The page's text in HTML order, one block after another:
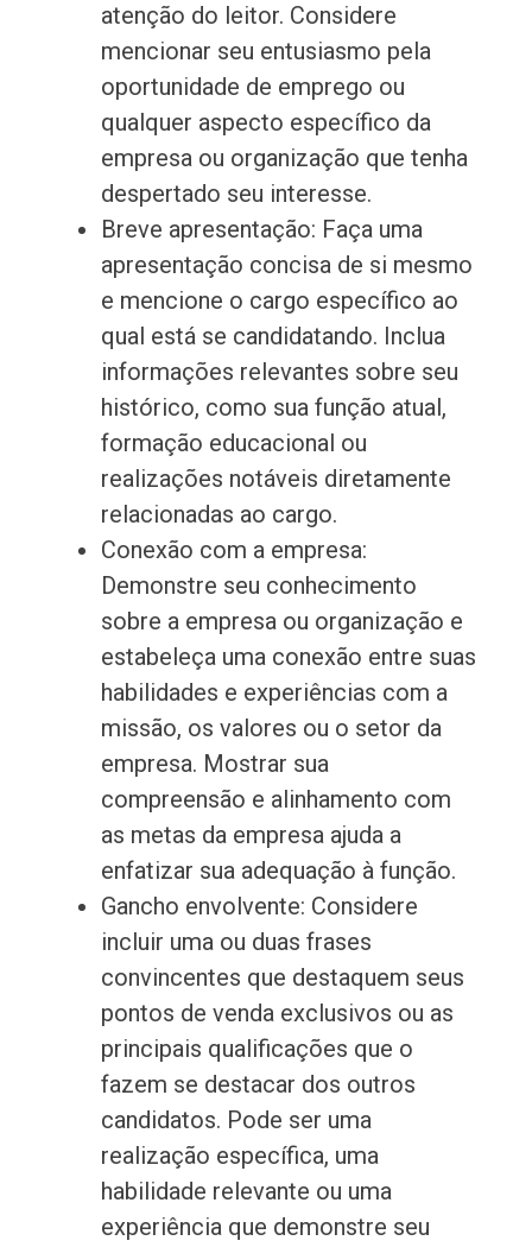
atenção do leitor. Considere
mencionar seu entusiasmo pela
oportunidade de emprego ou
qualquer aspecto específico da
empresa ou organização que tenha
despertado seu interesse.
Breve apresentação: Faça uma
apresentação concisa de si mesmo
e mencione o cargo específico ao
qual está se candidatando. Inclua
informações relevantes sobre seu
histórico, como sua função atual,
formação educacional ou
realizações notáveis diretamente
relacionadas ao cargo.
Conexão com a empresa:
Demonstre seu conhecimento
sobre a empresa ou organização e
estabeleça uma conexão entre suas
habilidades e experiências com a
missão, os valores ou o setor da
empresa. Mostrar sua
compreensão e alinhamento com
as metas da empresa ajuda a
enfatizar sua adequação à função.
Gancho envolvente: Considere
incluir uma ou duas frases
convincentes que destaquem seus
pontos de venda exclusivos ou as
principais qualificações que o
fazem se destacar dos outros
candidatos. Pode ser uma
realização específica, uma
habilidade relevante ou uma
experiência que demonstre seu